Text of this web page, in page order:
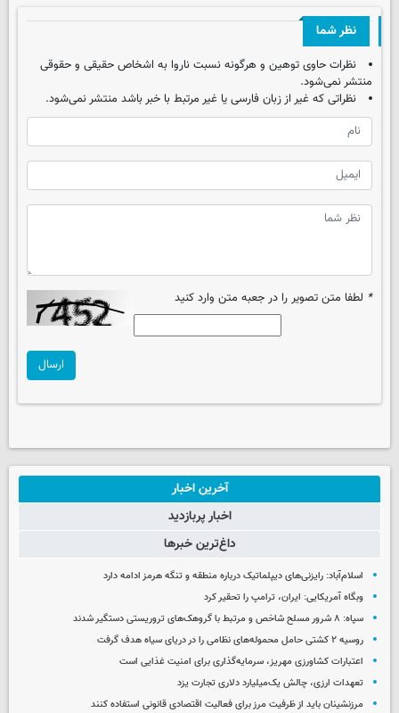
نظر شما
نظرات حاوی توهین و هرگونه نسبت ناروا به اشخاص حقیقی و حقوقی
منتشر نمی‌شود.
نظراتی که غیر از زبان فارسی یا غیر مرتبط با خبر باشد منتشر نمی‌شود.
* لطفا متن تصویر را در جعبه متن وارد کنید
ارسال
آخرین اخبار
اخبار پربازدید
داغ‌ترین خبرها
اسلام‌آباد: رایزنی‌های دیپلماتیک درباره منطقه و تنگه هرمز ادامه دارد
وبگاه آمریکایی: ایران، ترامپ را تحقیر کرد
سپاه: ۸ شرور مسلح شاخص و مرتبط با گروهک‌های تروریستی دستگیر شدند
روسیه ۲ کشتی حامل محموله‌های نظامی را در دریای سیاه هدف گرفت
اعتبارات کشاورزی مهریز، سرمایه‌گذاری برای امنیت غذایی است
تعهدات ارزی، چالش یک‌میلیارد دلاری تجارت یزد
مرزنشینان باید از ظرفیت مرز برای فعالیت اقتصادی قانونی استفاده کنند